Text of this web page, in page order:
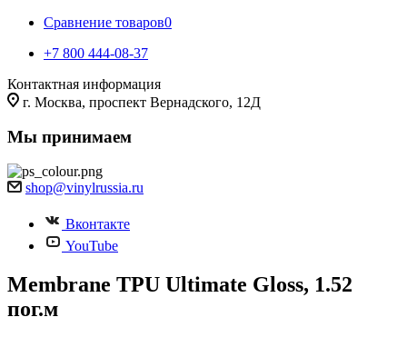
Сравнение товаров0
+7 800 444-08-37
Контактная информация
г. Москва, проспект Вернадского, 12Д
Мы принимаем
shop@vinylrussia.ru
Вконтакте
YouTube
Membrane TPU Ultimate Gloss, 1.52
пог.м